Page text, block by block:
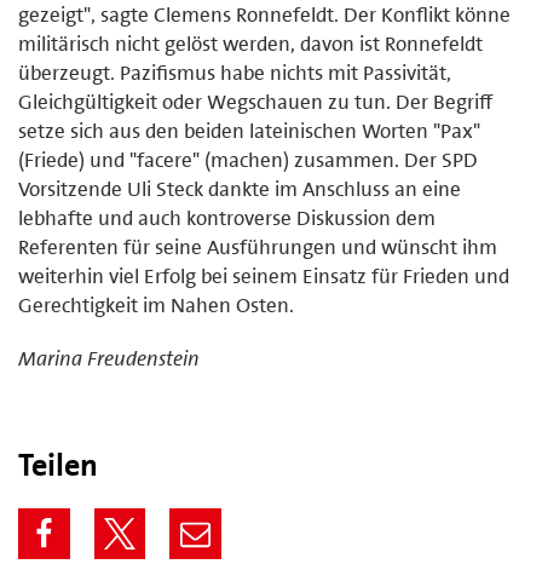
gezeigt", sagte Clemens Ronnefeldt. Der Konflikt könne
militärisch nicht gelöst werden, davon ist Ronnefeldt
überzeugt. Pazifismus habe nichts mit Passivität,
Gleichgültigkeit oder Wegschauen zu tun. Der Begriff
setze sich aus den beiden lateinischen Worten "Pax"
(Friede) und "facere" (machen) zusammen. Der SPD
Vorsitzende Uli Steck dankte im Anschluss an eine
lebhafte und auch kontroverse Diskussion dem
Referenten für seine Ausführungen und wünscht ihm
weiterhin viel Erfolg bei seinem Einsatz für Frieden und
Gerechtigkeit im Nahen Osten.
Marina Freudenstein
Teilen